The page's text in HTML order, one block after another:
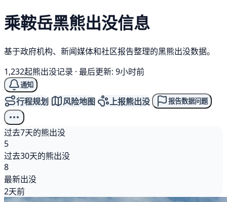
乘鞍岳黑熊出没信息
基于政府机构、新闻媒体和社区报告整理的黑熊出没数据。
1,232起熊出没记录 · 最后更新: 9小时前
通知
行程规划 风险地图 上报熊出没 报告数据问题
过去7天的熊出没
5
过去30天的熊出没
8
最新出没
2天前